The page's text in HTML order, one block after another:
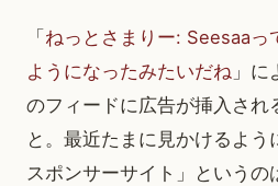
「 ねっとさまりー: Seesaaっ
ようになったみたいだね 」
のフィードに広告が挿入され
と。最近たまに見かけるよう
スポンサーサイト」というの